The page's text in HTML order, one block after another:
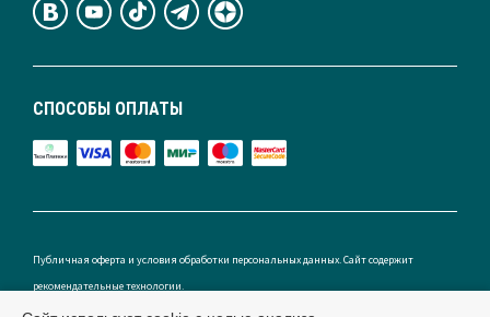
СПОСОБЫ ОПЛАТЫ
Публичная оферта и условия обработки персональных данных. Сайт содержит
рекомендательные технологии.